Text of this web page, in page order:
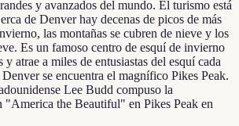
y avanzados del mundo. El turismo está
de Denver hay decenas de picos de más
las montañas se cubren de nieve y los
Es un famoso centro de esquí de invierno
atrae a miles de entusiastas del esquí cada
se encuentra el magnífico Pikes Peak.
Lee Budd compuso la
"America the Beautiful" en Pikes Peak en